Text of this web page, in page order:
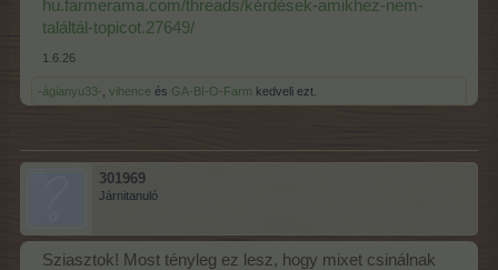
hu.farmerama.com/threads/kérdések-amikhez-nem-
találtál-topicot.27649/
1.6.26
-ágianyu33- vihence és GA-BI-O-Farm kedveli ezt.
301969
Járnitanuló
Sziasztok! Most tényleg ez lesz, hogy mixet csinálnak